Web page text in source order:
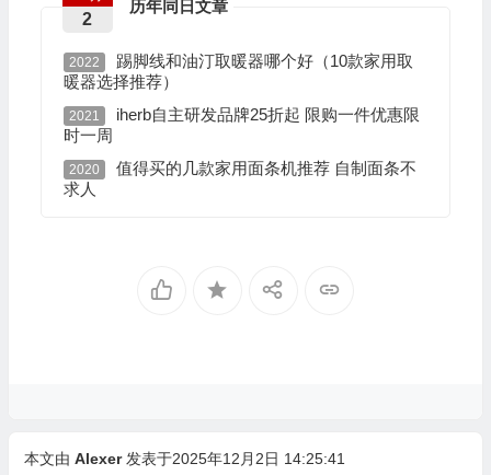
历年同日文章
2
2022
踢脚线和油汀取暖器哪个好（10款家用取
暖器选择推荐）
2021
iherb自主研发品牌25折起 限购一件优惠限
时一周
2020
值得买的几款家用面条机推荐 自制面条不
求人
本文由 Alexer 发表于2025年12月2日 14:25:41